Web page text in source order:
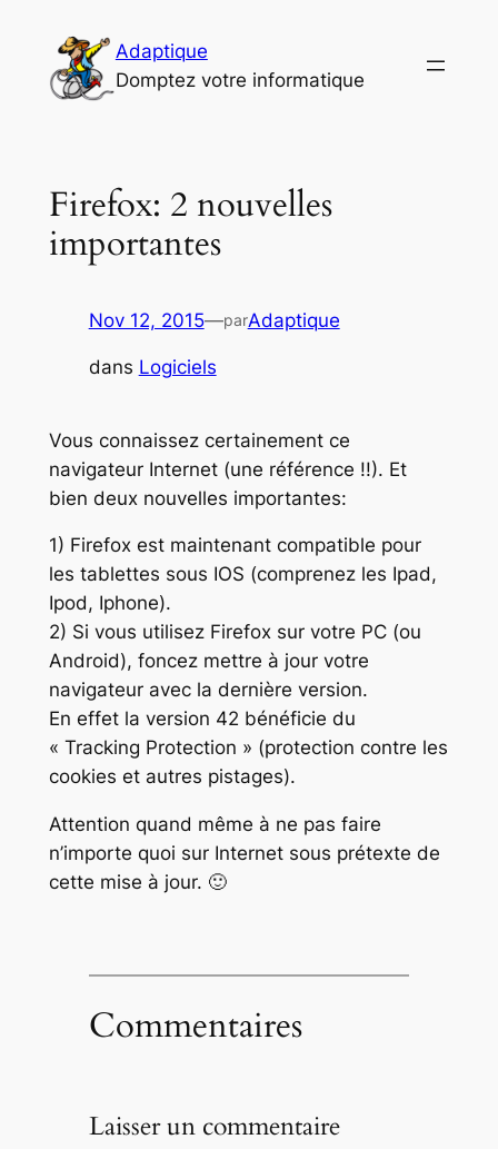
contenu
Adaptique
Domptez votre informatique
Firefox: 2 nouvelles
importantes
Nov 12, 2015—parAdaptique
dans Logiciels
Vous connaissez certainement ce
navigateur Internet (une référence !!). Et
bien deux nouvelles importantes:
1) Firefox est maintenant compatible pour
les tablettes sous IOS (comprenez les Ipad,
Ipod, Iphone).
2) Si vous utilisez Firefox sur votre PC (ou
Android), foncez mettre à jour votre
navigateur avec la dernière version.
En effet la version 42 bénéficie du
« Tracking Protection » (protection contre les
cookies et autres pistages).
Attention quand même à ne pas faire
n’importe quoi sur Internet sous prétexte de
cette mise à jour. 🙂
Commentaires
Laisser un commentaire